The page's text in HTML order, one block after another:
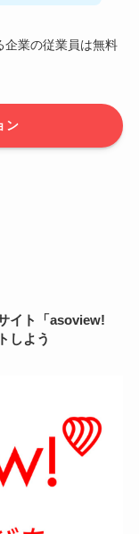
企業の従業員は無料
ン
イト「asoview!
しよう